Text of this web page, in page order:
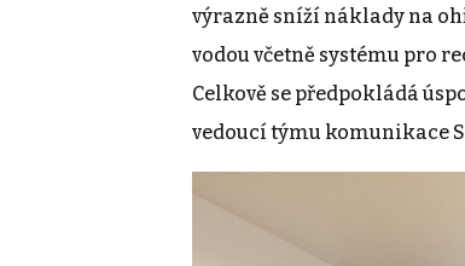
výrazně sníží náklady na
vodou včetně systému pro
Celkově se předpokládá
vedoucí týmu komunikace